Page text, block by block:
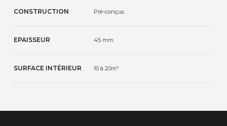
CONSTRUCTION Pré-conçus
EPAISSEUR 45 mm
SURFACE INTÉRIEUR 10 à 20m²